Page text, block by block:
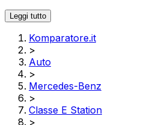
Leggi tutto
Komparatore.it
>
Auto
>
Mercedes-Benz
>
Classe E Station
>